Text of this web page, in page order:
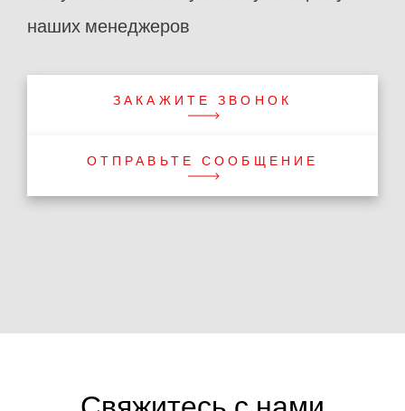
наших менеджеров
ЗАКАЖИТЕ ЗВОНОК
ОТПРАВЬТЕ СООБЩЕНИЕ